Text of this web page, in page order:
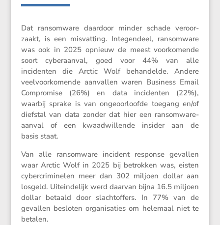
Dat ransom­ware daardoor minder schade veroor­
zaakt, is een misvat­ting. Integen­deel, ransom­ware
was ook in 2025 opnieuw de meest voorko­mende
soort cyber­aanval, goed voor 44% van alle
incidenten die Arctic Wolf behan­delde. Andere
veelvoor­ko­mende aanvallen waren Business Email
Compro­mise (26%) en data incidenten (22%),
waarbij sprake is van ongeoor­loofde toegang en/​of
diefstal van data zonder dat hier een ransom­ware-
aanval of een kwaad­wil­lende insider aan de
basis staat.
Van alle ransom­ware incident response gevallen
waar Arctic Wolf in 2025 bij betrokken was, eisten
cyber­cri­mi­nelen meer dan 302 miljoen dollar aan
losgeld. Uitein­de­lijk werd daarvan bijna 16.5 miljoen
dollar betaald door slacht­of­fers. In 77% van de
gevallen besloten organi­sa­ties om helemaal niet te
betalen.